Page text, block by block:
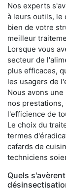
Nos experts
à leurs outils, le
bien de votre
meilleur
Lorsque vous
secteur de
plus efficaces,
les usagers de
Nous avons
nos
l'efficience de
Le choix du
termes
cafards de
techniciens
Quels